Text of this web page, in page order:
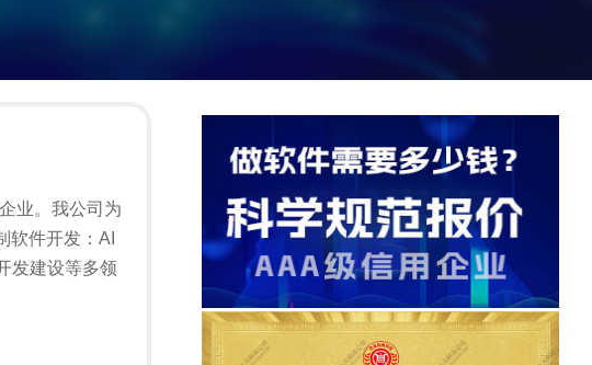
业。我公司为
软件开发：AI
发建设等多领